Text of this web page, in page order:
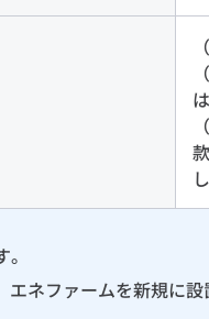
ネファームを新規に